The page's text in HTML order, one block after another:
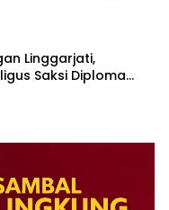
Linggarjati,
Saksi Diplomasi
Bangsa